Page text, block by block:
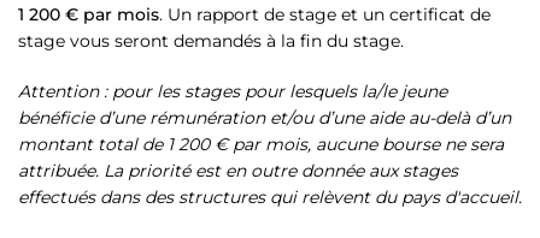
1 200 € par mois. Un rapport de stage et un certificat de
stage vous seront demandés à la fin du stage.
Attention : pour les stages pour lesquels la/le jeune
bénéficie d’une rémunération et/ou d’une aide au-delà d’un
montant total de 1 200 € par mois, aucune bourse ne sera
attribuée. La priorité est en outre donnée aux stages
effectués dans des structures qui relèvent du pays d'accueil.